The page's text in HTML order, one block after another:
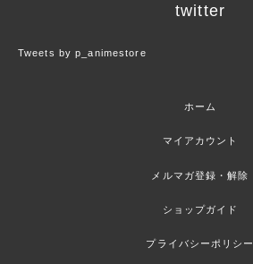
twitter
Tweets by p_animestore
ホーム
マイアカウント
メルマガ登録・解除
ショップガイド
プライバシーポリシー